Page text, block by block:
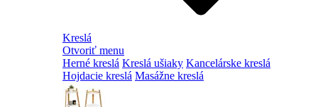
Kreslá
Otvoriť menu
Herné kreslá Kreslá ušiaky Kancelárske kreslá
Hojdacie kreslá Masážne kreslá